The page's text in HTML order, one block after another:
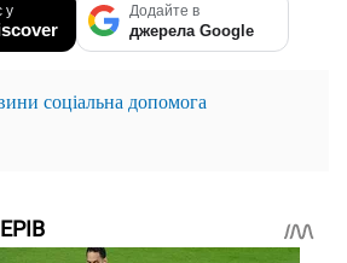
у Додайте в
джерела Google
соціальна допомога